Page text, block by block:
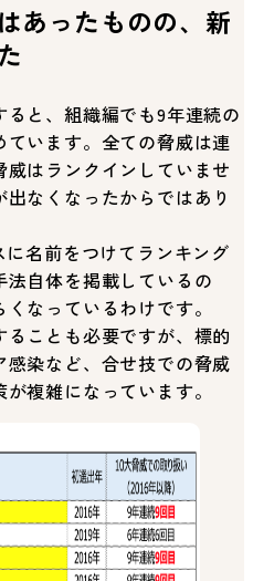
あったものの、新
と、組織編でも9年連続の
います。全ての脅威は連
はランクインしていませ
なくなったからではあり
名前をつけてランキング
法自体を掲載しているの
なっているわけです。
ことも必要ですが、標的
染など、合せ技での脅威
複雑になっています。